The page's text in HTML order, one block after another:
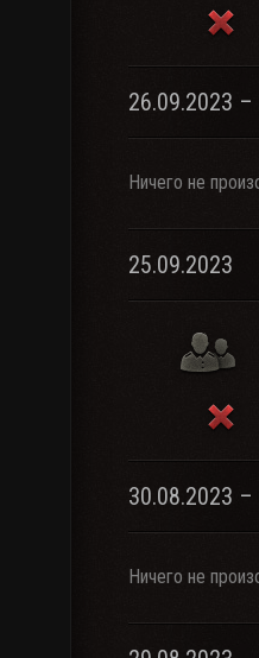
26.09.2023
Ничего не
25.09.2023
30.08.2023
Ничего не